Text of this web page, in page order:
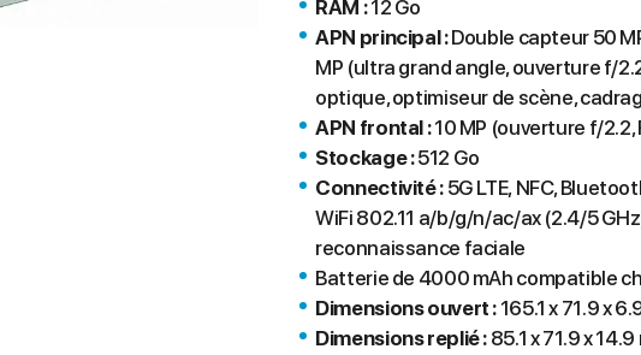
RAM :12 Go
APN principal :Double capteur 50
MP (ultra grand angle, ouverture f/
optique, optimiseur de scène,
APN frontal :10 MP (ouverture f/2.2,
Stockage :512 Go
Connectivité : 5G LTE, NFC,
WiFi 802.11 a/b/g/n/ac/ax (2.4/5
reconnaissance faciale
Batterie de 4000 mAh compatible
Dimensions ouvert : 165.1 x 71.9 x
Dimensions replié : 85.1 x 71.9 x 14.9